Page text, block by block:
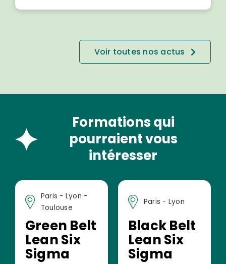
Voir toutes nos actus
Formations qui
pourraient vous
intéresser
Paris - Lyon -
Toulouse
Green Belt
Lean Six
Sigma
Paris - Lyon
Black Belt
Lean Six
Sigma